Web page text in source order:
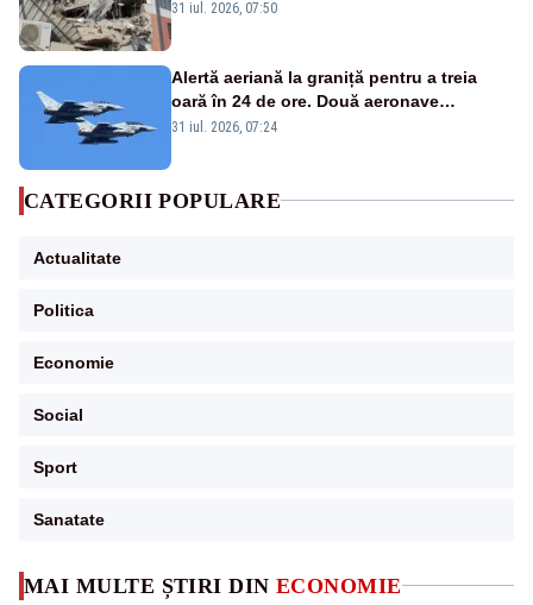
MAI MULTE ȘTIRI DIN ECONOMIE
31 iul. 2026, 07:50
Alertă aeriană la graniță pentru a treia
oară în 24 de ore. Două aeronave
Eurofighter britanice au fost ridicate de la
31 iul. 2026, 07:24
CATEGORII POPULARE
Actualitate
Politica
Economie
Social
Sport
Sanatate